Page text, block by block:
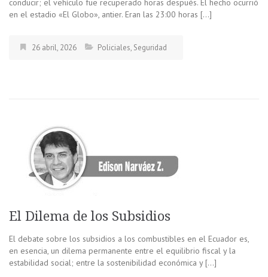
conducir; el vehículo fue recuperado horas después. El hecho ocurrió
en el estadio «El Globo», antier. Eran las 23:00 horas […]
26 abril, 2026 Policiales, Seguridad
El Dilema de los Subsidios
El debate sobre los subsidios a los combustibles en el Ecuador es,
en esencia, un dilema permanente entre el equilibrio fiscal y la
estabilidad social; entre la sostenibilidad económica y […]